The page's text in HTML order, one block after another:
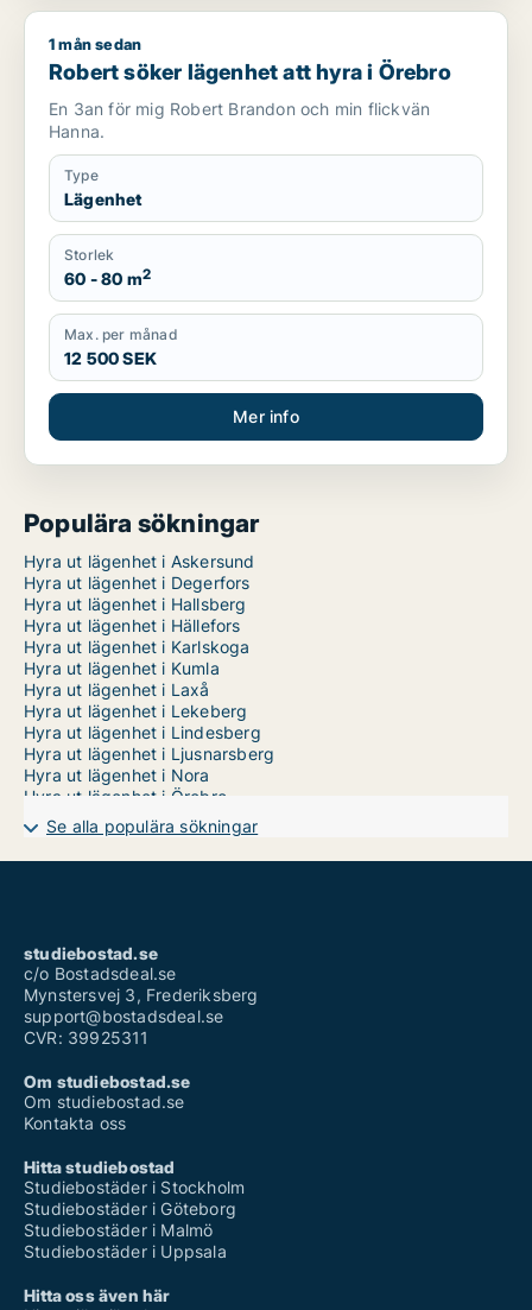
Robert söker lägenhet att hyra i Örebro
1 mån sedan
Robert söker lägenhet att hyra i Örebro
En 3an för mig Robert Brandon och min flickvän
Hanna.
Type
Lägenhet
Storlek
60 - 80 m2
Max. per månad
12 500 SEK
Mer info
Populära sökningar
Hyra ut lägenhet i Askersund
Hyra ut lägenhet i Degerfors
Hyra ut lägenhet i Hallsberg
Hyra ut lägenhet i Hällefors
Hyra ut lägenhet i Karlskoga
Hyra ut lägenhet i Kumla
Hyra ut lägenhet i Laxå
Hyra ut lägenhet i Lekeberg
Hyra ut lägenhet i Lindesberg
Hyra ut lägenhet i Ljusnarsberg
Hyra ut lägenhet i Nora
Hyra ut lägenhet i Örebro
Se alla populära sökningar
studiebostad.se
c/o Bostadsdeal.se
Mynstersvej 3, Frederiksberg
support@bostadsdeal.se
CVR: 39925311
Om studiebostad.se
Om studiebostad.se
Kontakta oss
Hitta studiebostad
Studiebostäder i Stockholm
Studiebostäder i Göteborg
Studiebostäder i Malmö
Studiebostäder i Uppsala
Hitta oss även här